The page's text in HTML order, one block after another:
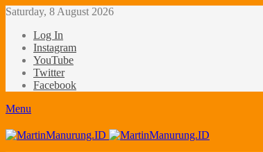
Saturday, 8 August 2026
Log In
Instagram
YouTube
Twitter
Facebook
Menu